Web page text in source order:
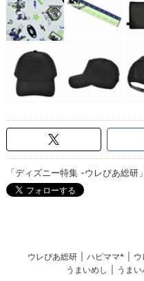
「ディズニー特集 -ウレぴあ総研
ウレぴあ総研 ハピママ*
うまいめし
うまい